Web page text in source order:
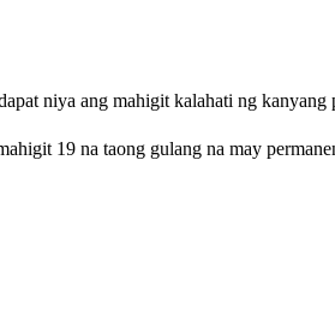
niya ang mahigit kalahati ng kanyang
19 na taong gulang na may